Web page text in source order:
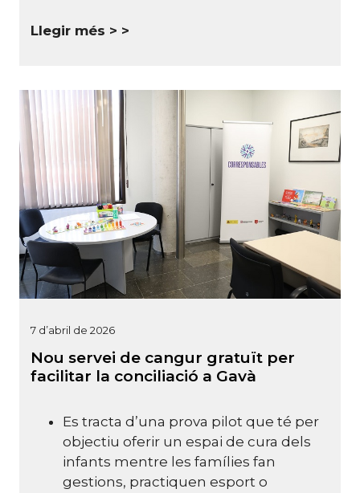
Llegir més >
7 d’abril de 2026
Nou servei de cangur gratuït per
facilitar la conciliació a Gavà
Es tracta d’una prova pilot que té per
objectiu oferir un espai de cura dels
infants mentre les famílies fan
gestions, practiquen esport o